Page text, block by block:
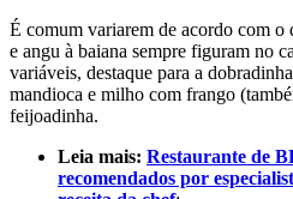
É comum variarem de acordo com o
e angu à baiana sempre figuram no
variáveis, destaque para a
mandioca e milho com frango
feijoadinha.
Leia mais: Restaurante de
recomendados por